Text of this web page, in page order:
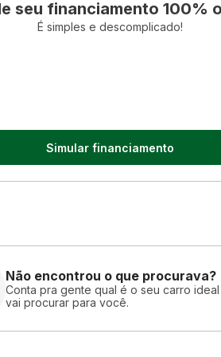
seu financiamento 100%
É simples e descomplicado!
Simular financiamento
Não encontrou o que procurava?
Conta pra gente qual é o seu carro
vai procurar para você.